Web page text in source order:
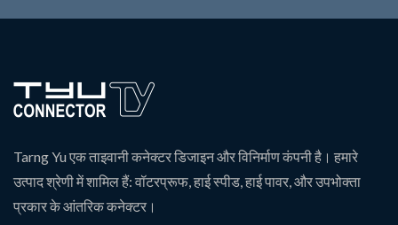
Tarng Yu एक ताइवानी कनेक्टर डिजाइन और विनिर्माण कंपनी है। हमारे
उत्पाद श्रेणी में शामिल हैं: वॉटरप्रूफ, हाई स्पीड, हाई पावर, और उपभोक्ता
प्रकार के आंतरिक कनेक्टर।